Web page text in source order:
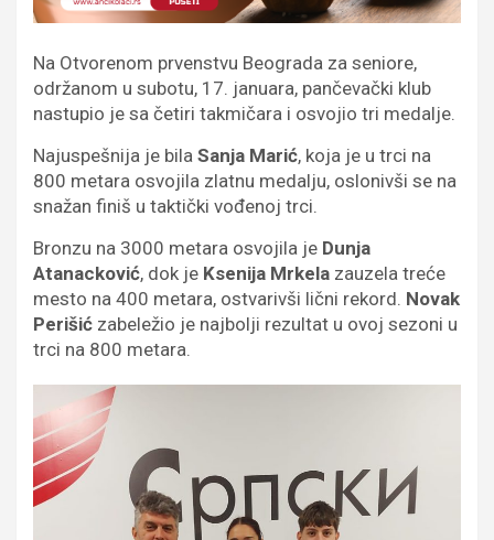
Na Otvorenom prvenstvu Beograda za seniore,
održanom u subotu, 17. januara, pančevački klub
nastupio je sa četiri takmičara i osvojio tri medalje.
Najuspešnija je bila Sanja Marić, koja je u trci na
800 metara osvojila zlatnu medalju, oslonivši se na
snažan finiš u taktički vođenoj trci.
Bronzu na 3000 metara osvojila je Dunja
Atanacković, dok je Ksenija Mrkela zauzela treće
mesto na 400 metara, ostvarivši lični rekord. Novak
Perišić zabeležio je najbolji rezultat u ovoj sezoni u
trci na 800 metara.